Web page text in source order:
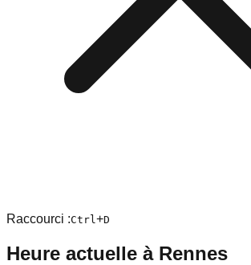
Raccourci :Ctrl+D
Heure actuelle à Rennes